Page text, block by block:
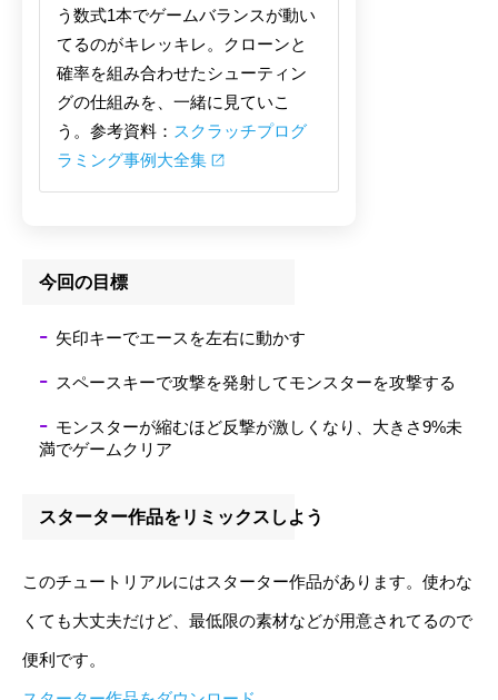
う数式1本でゲームバランスが動い
てるのがキレッキレ。クローンと
確率を組み合わせたシューティン
グの仕組みを、一緒に見ていこ
う。参考資料： スクラッチプログ
ラミング事例大全集
今回の目標
矢印キーでエースを左右に動かす
スペースキーで攻撃を発射してモンスターを攻撃する
モンスターが縮むほど反撃が激しくなり、大きさ9%未
満でゲームクリア
スターター作品をリミックスしよう
このチュートリアルにはスターター作品があります。使わな
くても大丈夫だけど、最低限の素材などが用意されてるので
便利です。